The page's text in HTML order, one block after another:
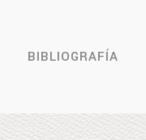
BIBLIOGRAFÍA